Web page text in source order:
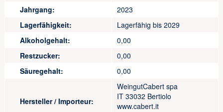
Jahrgang:
2023
Lagerfähigkeit:
Lagerfähig bis 2029
Alkoholgehalt:
0,00
Restzucker:
0,00
Säuregehalt:
0,00
Hersteller / Importeur:
WeingutCabert spa
IT 33032 Bertiolo
www.cabert.it